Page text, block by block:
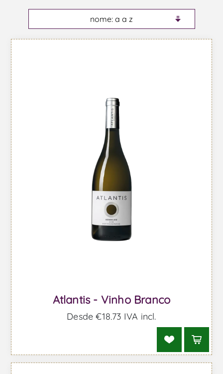
Atlantis - Vinho Branco
Desde €18,73 IVA incl.